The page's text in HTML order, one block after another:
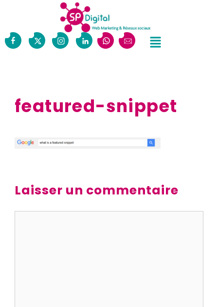
featured-snippet
Laisser un commentaire